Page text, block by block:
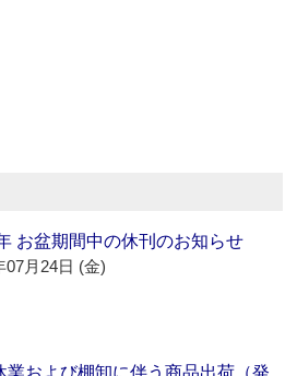
お盆期間中の休刊のお知らせ
07月24日 (金)